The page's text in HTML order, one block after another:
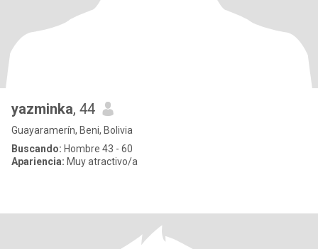
yazminka, 44
Guayaramerín, Beni, Bolivia
Buscando: Hombre 43 - 60
Apariencia: Muy atractivo/a